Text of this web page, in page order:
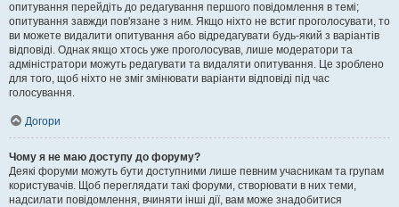
опитування перейдіть до редагування першого повідомлення в темі;
опитування завжди пов'язане з ним. Якщо ніхто не встиг проголосувати, то
ви можете видалити опитування або відредагувати будь-який з варіантів
відповіді. Однак якщо хтось уже проголосував, лише модератори та
адміністратори можуть редагувати та видаляти опитування. Це зроблено
для того, щоб ніхто не зміг змінювати варіанти відповіді під час
голосування.
Догори
Чому я не маю доступу до форуму?
Деякі форуми можуть бути доступними лише певним учасникам та групам
користувачів. Щоб переглядати такі форуми, створювати в них теми,
надсилати повідомлення, вчиняти інші дії, вам може знадобитися